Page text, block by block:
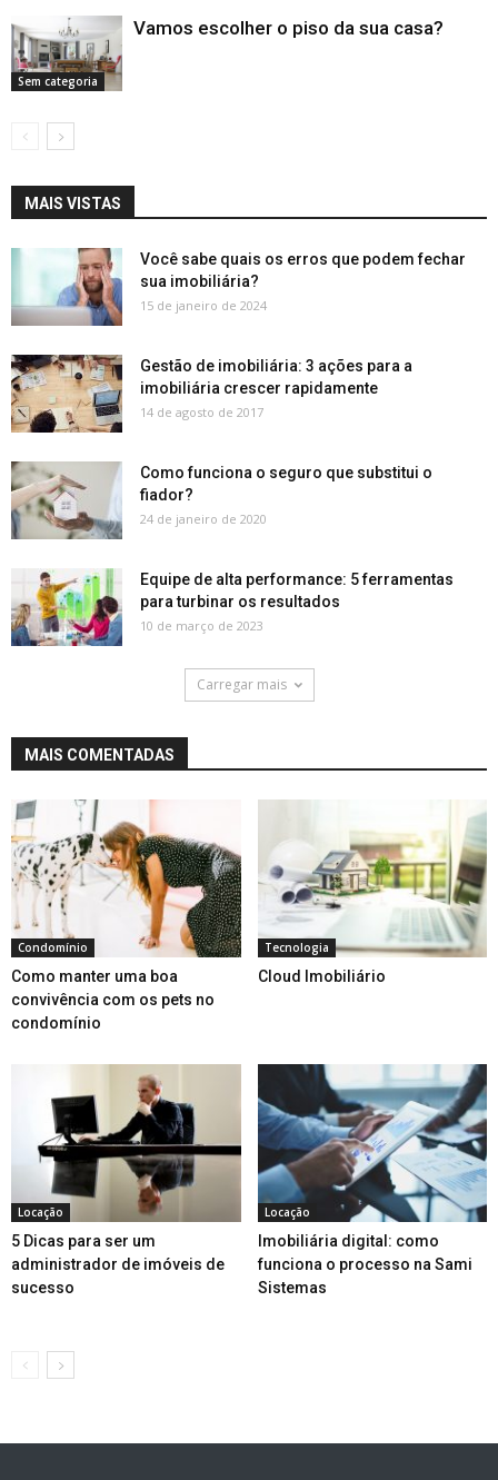
Sem categoria
Vamos escolher o piso da sua casa?
MAIS VISTAS
Você sabe quais os erros que podem fechar
sua imobiliária?
15 de janeiro de 2024
Gestão de imobiliária: 3 ações para a
imobiliária crescer rapidamente
14 de agosto de 2017
Como funciona o seguro que substitui o
fiador?
24 de janeiro de 2020
Equipe de alta performance: 5 ferramentas
para turbinar os resultados
10 de março de 2023
Carregar mais
MAIS COMENTADAS
Condomínio
Como manter uma boa
convivência com os pets no
condomínio
Tecnologia
Cloud Imobiliário
Locação
5 Dicas para ser um
administrador de imóveis de
sucesso
Locação
Imobiliária digital: como
funciona o processo na Sami
Sistemas